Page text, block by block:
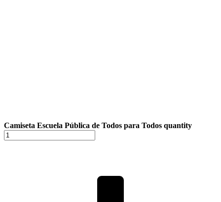
Camiseta Escuela Pública de Todos para Todos quantity